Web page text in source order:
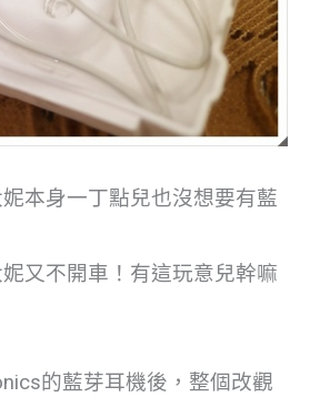
本身一丁點兒也沒想要有藍
又不開車！有這玩意兒幹嘛
的藍芽耳機後，整個改觀